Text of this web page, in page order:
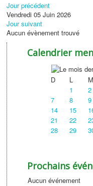
Jour précédent
Vendredi 05 Juin 2026
Jour suivant
Aucun évènement trouvé
Calendrier
D
L
1
2
7
8 9
14
15
21
22
28
29
Prochains
Aucun événement